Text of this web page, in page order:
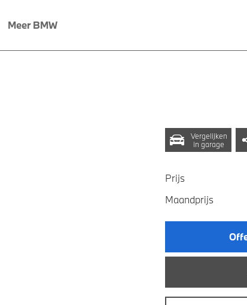
Meer BMW
Vergelijken
in garage
Prijs
Maandprijs